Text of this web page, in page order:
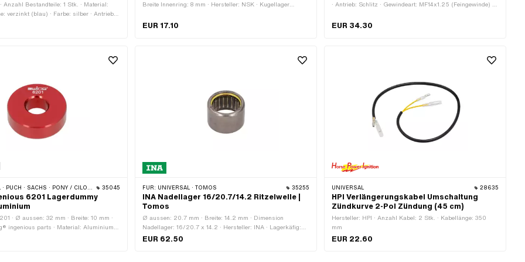
Anzahl Bestandteile: 1 Stk. · Material:
verzinkt (blau) · Farbe: silber · Antrieb:
M6x1 (Standardgewinde) ·
Breite Innenring: 8 mm · Hersteller: NSK · Kugellager
(Spezial/geräuschreduziert) · Lagerkäfig: Stahlblechkäfig
EUR 17.10
· Antrieb: Schlitz · Gewindeart: MF14x1.25 (Feingewinde) ·
EUR 34.30
· SACHS · PONY / CILO (BETA 521 & 512) · TOMOS 35045
6201 Lagerdummy
· Ø aussen: 32 mm · Breite: 10 mm ·
ingenious parts · Material: Aluminium ·
· Lagerart: Rillenkugellager · Ø innen:
FÜR: UNIVERSAL · TOMOS 35255
INA Nadellager 16/20.7/14.2 Ritzelwelle |
Tomos
Ø aussen: 20.7 mm · Breite: 14.2 mm · Dimension
Nadellager: 16/20.7 x 14.2 · Hersteller: INA · Lagerkäfig:
Stahlblechkäfig · Material: Stahl · Lagerart: Nadelhülse · Ø
EUR 62.50
UNIVERSAL 28635
HPI Verlängerungskabel Umschaltung
Zündkurve 2-Pol Zündung (45 cm)
Hersteller: HPI · Anzahl Kabel: 2 Stk. · Kabellänge: 350
mm
EUR 22.60